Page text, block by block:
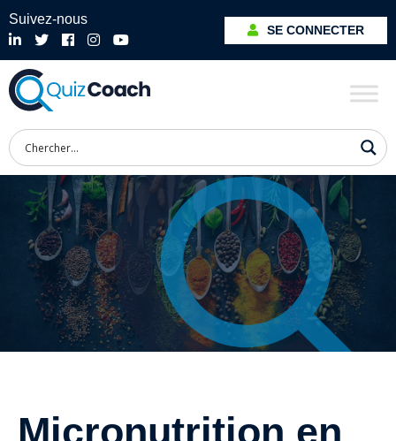
Suivez-nous
SE CONNECTER
Micronutrition en